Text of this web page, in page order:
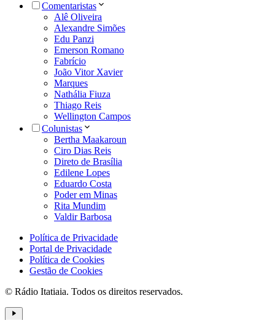
Comentaristas
Alê Oliveira
Alexandre Simões
Edu Panzi
Emerson Romano
Fabrício
João Vitor Xavier
Marques
Nathália Fiuza
Thiago Reis
Wellington Campos
Colunistas
Bertha Maakaroun
Ciro Dias Reis
Direto de Brasília
Edilene Lopes
Eduardo Costa
Poder em Minas
Rita Mundim
Valdir Barbosa
Política de Privacidade
Portal de Privacidade
Política de Cookies
Gestão de Cookies
© Rádio Itatiaia. Todos os direitos reservados.